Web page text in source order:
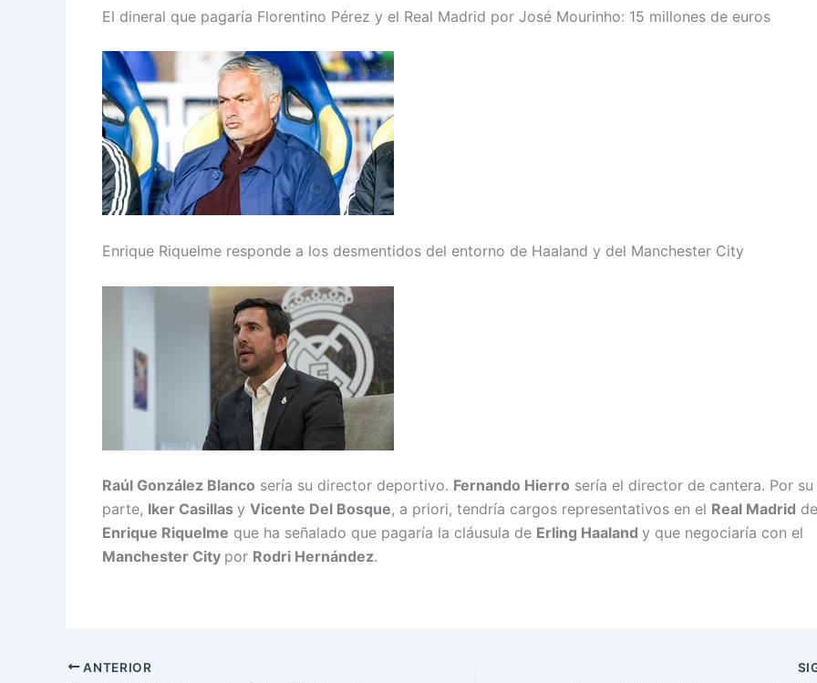
El dineral que pagaría Florentino Pérez y el Real Madrid por José Mourinho: 15 millones de euros
Enrique Riquelme responde a los desmentidos del entorno de Haaland y del Manchester City
Raúl González Blanco sería su director deportivo. Fernando Hierro sería el director de cantera. Por su
parte, Iker Casillas y Vicente Del Bosque, a priori, tendría cargos representativos en el Real Madrid
Enrique Riquelme que ha señalado que pagaría la cláusula de Erling Haaland y que negociaría con el
Manchester City por Rodri Hernández.
ANTERIOR